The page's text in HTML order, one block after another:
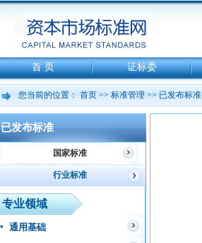
首 页 证标委
您当前的位置： 首页 >> 标准管理 >> 已发布标准
已发布标准
国家标准
行业标准
专业领域
通用基础